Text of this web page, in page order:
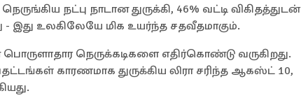
நட்பு நாடான துருக்கி, 46% வட்டி விகிதத்துடன்
- இது உலகிலேயே மிக உயர்ந்த சதவீதமாகும்.
பொருளாதார நெருக்கடிகளை எதிர்கொண்டு வருகிறது.
காரணமாக துருக்கிய லிரா சரிந்த ஆகஸ்ட் 10,